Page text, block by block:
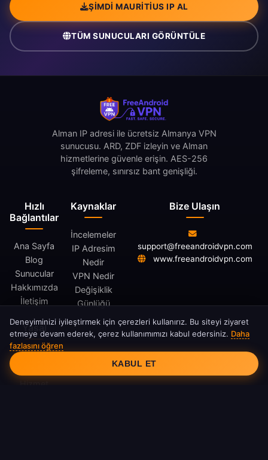
ŞIMDI MAURITIUS IP AL
TÜM SUNUCULARI GÖRÜNTÜLE
Hızlı
Bağlantılar
Ana Sayfa
Blog
Sunucular
Hakkımızda
İletişim
Kaynaklar
İncelemeler
IP Adresim
Nedir
VPN Nedir
Değişiklik
Günlüğü
Yasal
Hizmet
Alman IP adresi ile ücretsiz Almanya VPN
sunucusu. ARD, ZDF izleyin ve Alman
hizmetlerine güvenle erişin. AES-256
şifreleme, sınırsız bant genişliği.
Bize Ulaşın
support@freeandroidvpn.com
www.freeandroidvpn.com
Çerez Onayı
Deneyiminizi iyileştirmek için çerezleri kullanırız. Bu siteyi ziyaret
etmeye devam ederek, çerez kullanımımızı kabul edersiniz. Daha
fazlasını öğren
KABUL ET